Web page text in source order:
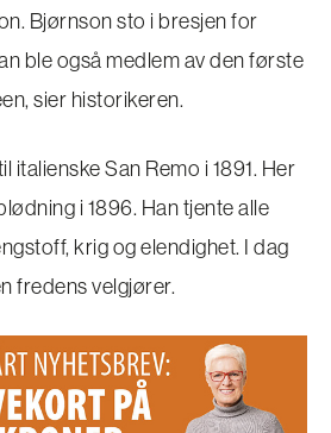
Bjørnson sto i bresjen for
ble også medlem av den første
sier historikeren.
italienske San Remo i 1891. Her
i 1896. Han tjente alle
krig og elendighet. I dag
fredens velgjører.